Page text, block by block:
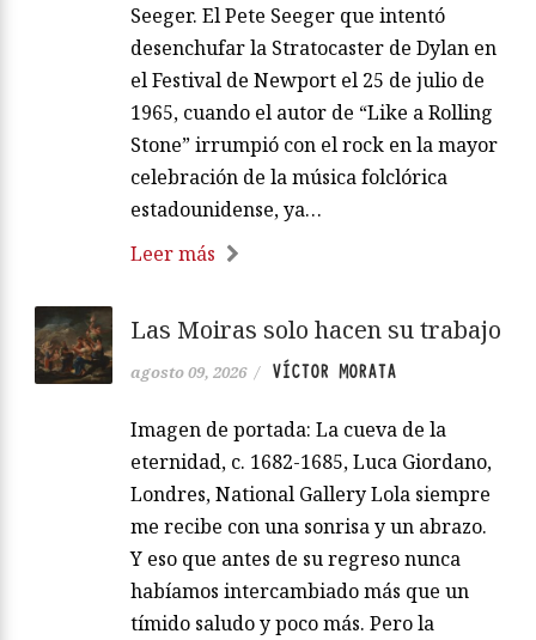
Seeger. El Pete Seeger que intentó
desenchufar la Stratocaster de Dylan en
el Festival de Newport el 25 de julio de
1965, cuando el autor de “Like a Rolling
Stone” irrumpió con el rock en la mayor
celebración de la música folclórica
estadounidense, ya…
Leer más
Las Moiras solo hacen su trabajo
agosto 09, 2026 / VÍCTOR MORATA
Imagen de portada: La cueva de la
eternidad, c. 1682-1685, Luca Giordano,
Londres, National Gallery Lola siempre
me recibe con una sonrisa y un abrazo.
Y eso que antes de su regreso nunca
habíamos intercambiado más que un
tímido saludo y poco más. Pero la